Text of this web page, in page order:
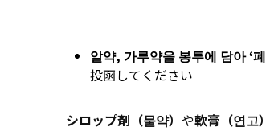
알약, 가루약을 봉투에 담아 ‘
投函してください
シロップ剤（물약） や軟膏（연고）